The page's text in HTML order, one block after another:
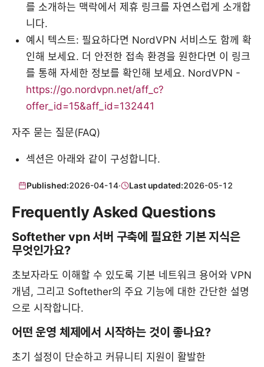
를 소개하는 맥락에서 제휴 링크를 자연스럽게 소개합
니다.
예시 텍스트: 필요하다면 NordVPN 서비스도 함께 확
인해 보세요. 더 안전한 접속 환경을 원한다면 이 링크
를 통해 자세한 정보를 확인해 보세요. NordVPN -
https://go.nordvpn.net/aff_c?
offer_id=15&aff_id=132441
자주 묻는 질문(FAQ)
섹션은 아래와 같이 구성합니다.
Published:2026-04-14· Last updated:2026-05-12
Frequently Asked Questions
Softether vpn 서버 구축에 필요한 기본 지식은
무엇인가요?
초보자라도 이해할 수 있도록 기본 네트워크 용어와 VPN
개념, 그리고 Softether의 주요 기능에 대한 간단한 설명
으로 시작합니다.
어떤 운영 체제에서 시작하는 것이 좋나요?
초기 설정이 단순하고 커뮤니티 지원이 활발한